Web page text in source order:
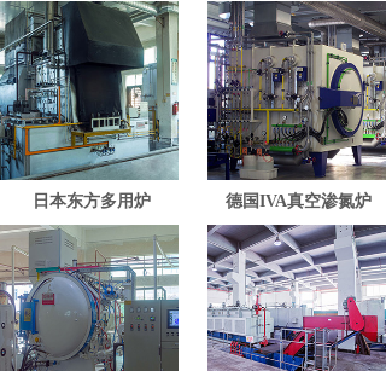
日本东方多用炉 德国IVA真空渗氮炉